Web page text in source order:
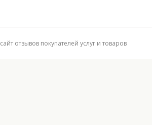
сайт отзывов покупателей услуг и товаров